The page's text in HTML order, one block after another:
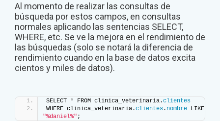
Al momento de realizar las consultas de
búsqueda por estos campos, en consultas
normales aplicando las sentencias SELECT,
WHERE, etc. Se ve la mejora en el rendimiento de
las búsquedas (solo se notará la diferencia de
rendimiento cuando en la base de datos excita
cientos y miles de datos).
SELECT * FROM clinica_veterinaria.clientes
WHERE clinica_veterinaria.clientes. nombre
"%daniel%" ;